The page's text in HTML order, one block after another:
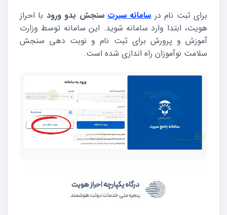
برای ثبت نام در سامانه سیرتسنجش بدو ورود با احراز
هویت، ابتدا وارد سامانه شوید. این سامانه توسط وزارت
آموزش و پرورش برای ثبت نام و نوبت دهی سنجش
سلامت نوآموزان راه اندازی شده است.